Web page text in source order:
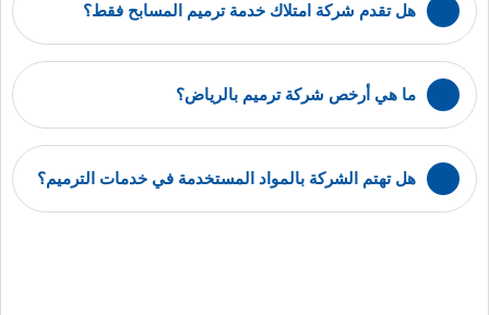
هل تقدم شركة امتلاك خدمة ترميم المسابح فقط؟
ما هي أرخص شركة ترميم بالرياض؟
هل تهتم الشركة بالمواد المستخدمة في خدمات الترميم؟